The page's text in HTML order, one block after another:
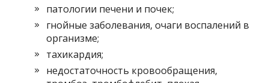
патологии печени и почек;
гнойные заболевания, очаги воспалений в
организме;
тахикардия;
недостаточность кровообращения,